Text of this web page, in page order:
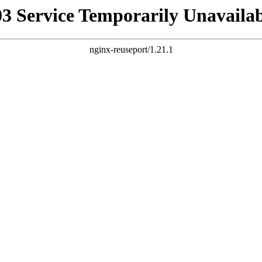
Service Temporarily
nginx-reuseport/1.21.1